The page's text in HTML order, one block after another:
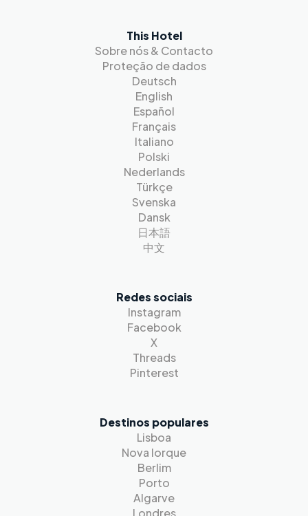
This Hotel
Sobre nós & Contacto
Proteção de dados
Deutsch
English
Español
Français
Italiano
Polski
Nederlands
Türkçe
Svenska
Dansk
日本語
中文
Redes sociais
Instagram
Facebook
X
Threads
Pinterest
Destinos populares
Lisboa
Nova Iorque
Berlim
Porto
Algarve
Londres